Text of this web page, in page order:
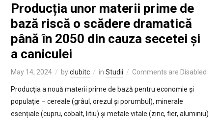
Producția unor materii prime de
bază riscă o scădere dramatică
până în 2050 din cauza secetei și
a caniculei
May 14, 2024 byclubitc in Studii Comments are Disabled
Producția a nouă materii prime de bază pentru economie și
populație – cereale (grâul, orezul și porumbul), minerale
esențiale (cupru, cobalt, litiu) și metale vitale (zinc, fier, aluminiu)